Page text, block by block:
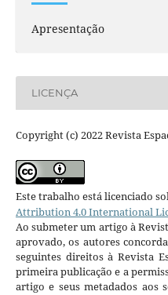
Apresentação
LICENÇA
Copyright (c) 2022 Revista
Este trabalho está licenciado
Attribution 4.0 International
Ao submeter um artigo à
aprovado, os autores
seguintes direitos à Revista
primeira publicação e a
artigo e seus metadados aos